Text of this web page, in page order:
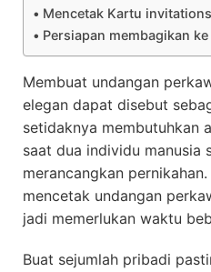
Mencetak Kartu invitations
Persiapan membagikan ke
Membuat undangan
elegan dapat disebut
setidaknya membutuhkan
saat dua individu manusia
merancangkan
mencetak undangan
jadi memerlukan waktu
Buat sejumlah pribadi